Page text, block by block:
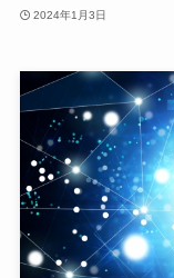
2024年1月3日